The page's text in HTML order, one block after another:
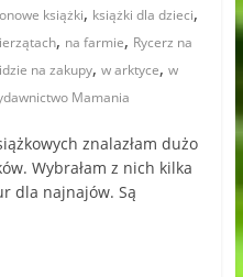
książki, książki dla dzieci,
, na farmie, Rycerz na
na zakupy, w arktyce, w
Mamania
znalazłam dużo
Wybrałam z nich kilka
dla najnajów. Są